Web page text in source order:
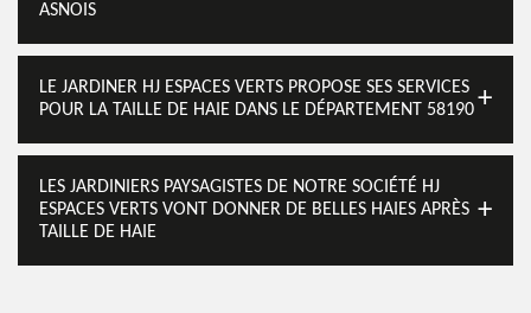
ASNOIS
LE JARDINER HJ ESPACES VERTS PROPOSE SES SERVICES
POUR LA TAILLE DE HAIE DANS LE DÉPARTEMENT 58190
LES JARDINIERS PAYSAGISTES DE NOTRE SOCIÉTÉ HJ
ESPACES VERTS VONT DONNER DE BELLES HAIES APRÈS
TAILLE DE HAIE